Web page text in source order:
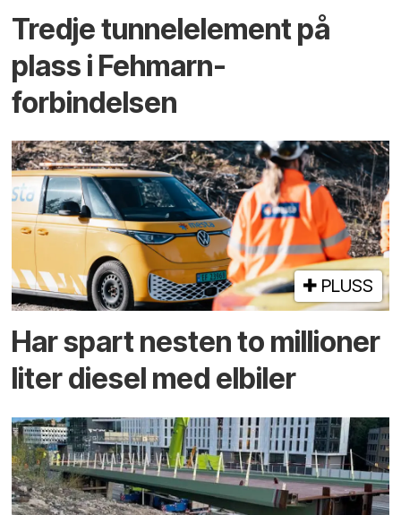
Tredje tunnel­element på
plass i Fehmarn-
forbindelsen
PLUSS
Har spart nesten to millioner
liter diesel med elbiler